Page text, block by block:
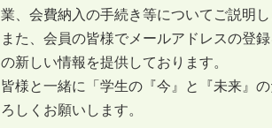
業、会費納入の手続き等についてご説明
また、会員の皆様でメールアドレスの登
の新しい情報を提供しております。
皆様と一緒に「学生の『今』と『未来』
ろしくお願いします。